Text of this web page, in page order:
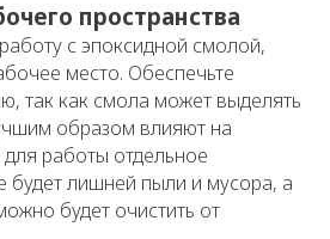
пространства
с эпоксидной смолой,
место. Обеспечьте
так как смола может выделять
образом влияют на
работы отдельное
будет лишней пыли и мусора, а
будет очистить от